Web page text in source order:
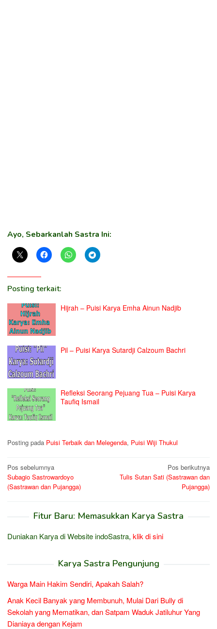
Ayo, Sebarkanlah Sastra Ini:
Posting terkait:
Hijrah – Puisi Karya Emha Ainun Nadjib
Pil – Puisi Karya Sutardji Calzoum Bachri
Refleksi Seorang Pejuang Tua – Puisi Karya
Taufiq Ismail
Posting pada Puisi Terbaik dan Melegenda, Puisi Wiji Thukul
Navigasi
pos
Pos sebelumnya
Subagio Sastrowardoyo
(Sastrawan dan Pujangga)
Pos berikutnya
Tulis Sutan Sati (Sastrawan dan
Pujangga)
Fitur Baru: Memasukkan Karya Sastra
Duniakan Karya di Website indoSastra, klik di sini
Karya Sastra Pengunjung
Warga Main Hakim Sendiri, Apakah Salah?
Anak Kecil Banyak yang Membunuh, Mulai Dari Bully di
Sekolah yang Mematikan, dan Satpam Waduk Jatiluhur Yang
Dianiaya dengan Kejam